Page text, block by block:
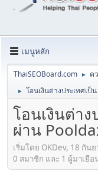
เมนูหลัก
ThaiSEOBoard.com ► ค
► โอนเงินต่างประเทศเป็
โอนเงินต่าง
ผ่าน
เริ่มโดย OKDev, 18 กัน
0 สมาชิก และ 1 ผู้มาเยื